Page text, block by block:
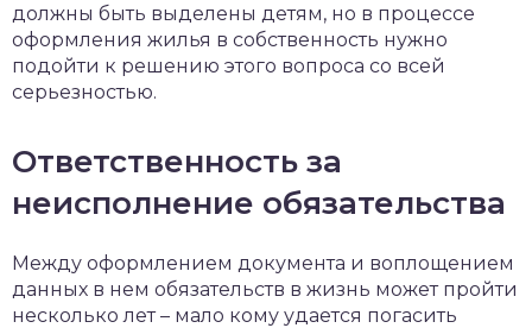
должны быть выделены детям, но в процессе
оформления жилья в собственность нужно
подойти к решению этого вопроса со всей
серьезностью.
Ответственность за
неисполнение обязательства
Между оформлением документа и воплощением
данных в нем обязательств в жизнь может пройти
несколько лет – мало кому удается погасить